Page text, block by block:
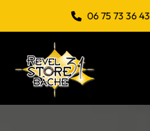
contenu
06 75 73 36 43